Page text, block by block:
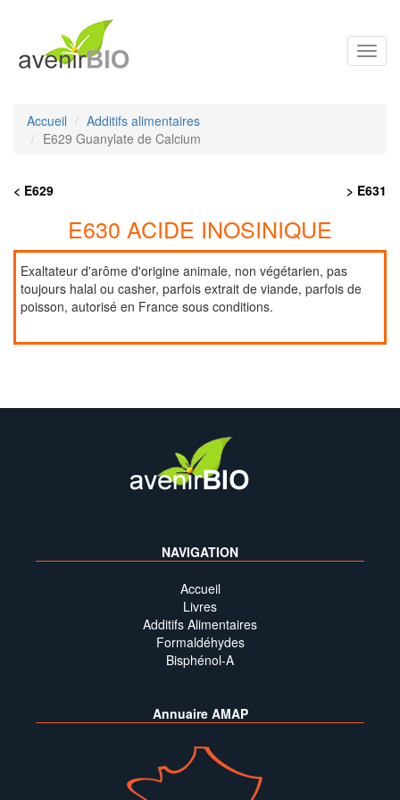
Accueil
Additifs alimentaires
E629 Guanylate de Calcium
< E629 > E631
E630 ACIDE INOSINIQUE
Exaltateur d'arôme d'origine animale, non végétarien, pas
toujours halal ou casher, parfois extrait de viande, parfois de
poisson, autorisé en France sous conditions.
NAVIGATION
Accueil
Livres
Additifs Alimentaires
Formaldéhydes
Bisphénol-A
Annuaire AMAP